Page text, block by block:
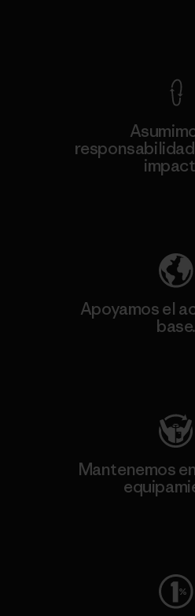
Apoyamos el
base.
Mantenemos